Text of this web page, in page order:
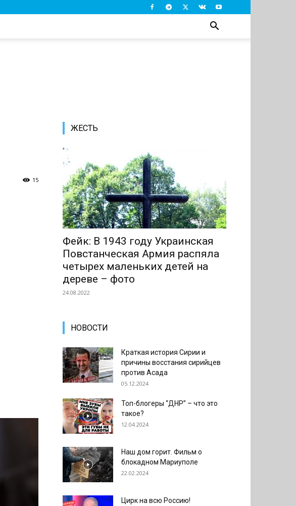
15
ЖЕСТЬ
Фейк: В 1943 году Украинская
Повстанческая Армия распяла
четырех маленьких детей на
дереве – фото
24.08.2022
НОВОСТИ
Краткая история Сирии и
причины восстания сирийцев
против Асада
05.12.2024
Топ-блогеры “ДНР” – что это
такое?
12.04.2024
Наш дом горит. Фильм о
блокадном Мариуполе
22.02.2024
Цирк на всю Россию!